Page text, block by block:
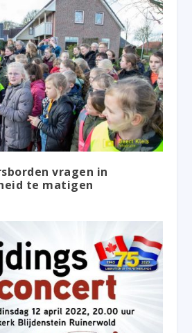
vragen in
te matigen